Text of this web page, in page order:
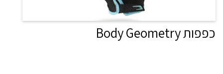
כפפות Body Geometry